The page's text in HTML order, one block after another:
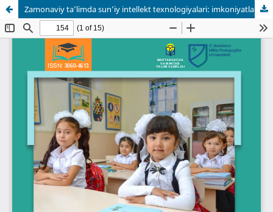
Zamonaviy ta’limda sun’iy intellekt texnologiyalari: imkoniyatlar, muammolar va istiqbollar